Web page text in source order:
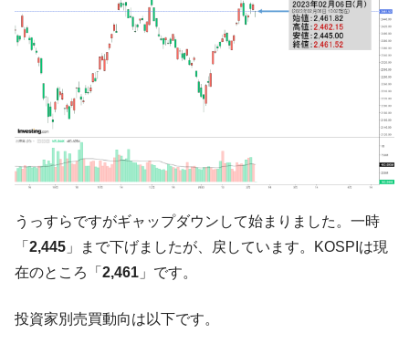
国の過剰生産が世界を蝕む。
『Money1』
韓国製造業「半導体絶好調」のウラで他業
種は全般的「不調」⇒ PSIが示す現況は決して良くない。
『Money1』
【米韓激突案件】韓国消費者院が『クーパ
ン』1人当たり賠償10万ウォンを認定 ⇒ 総額3兆7,000億
『Money1』 韓国で猛暑。南東部では干ばつ
『Money1』
韓国型イージス搭載の次世代駆逐艦
「KDDX」1番艦、2032年竣工と公示
『Money1』
【対日本円】ウォン安が急進！ 日米の協調
に韓国がいっちょがみしたのでは。
『Money1』
韓国政府『BYD』車への補助金を全廃 ⇒ 実
1.9倍！
うっすらですがギャップダウンして始まりました。一時
「 2,445 」まで下げましたが、戻しています。KOSPIは現
在のところ「 2,461 」です。
投資家別売買動向は以下です。